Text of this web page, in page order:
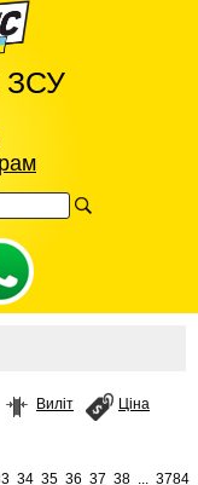
ЗСУ
Виліт
Ціна
34 35 36 37 38
3784